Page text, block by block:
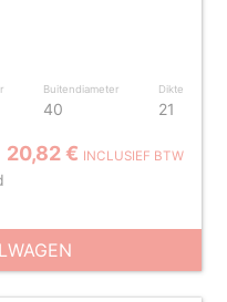
Buitendiameter
40
Dikte
21
20,82 € INCLUSIEF BTW